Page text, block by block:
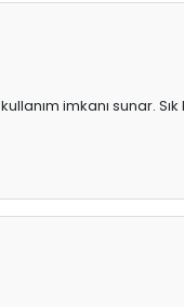
imkanı sunar.